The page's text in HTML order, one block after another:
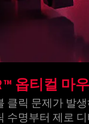
옵티컬 마
클릭 문제가 발
수명부터 제로